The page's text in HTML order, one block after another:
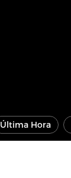
Última Hora